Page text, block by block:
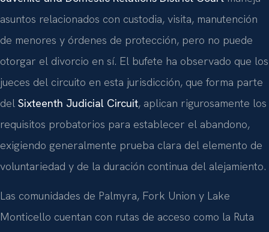
asuntos relacionados con custodia, visita, manutención
de menores y órdenes de protección, pero no puede
otorgar el divorcio en sí. El bufete ha observado que los
jueces del circuito en esta jurisdicción, que forma parte
del Sixteenth Judicial Circuit, aplican rigurosamente los
requisitos probatorios para establecer el abandono,
exigiendo generalmente prueba clara del elemento de
voluntariedad y de la duración continua del alejamiento.
Las comunidades de Palmyra, Fork Union y Lake
Monticello cuentan con rutas de acceso como la Ruta